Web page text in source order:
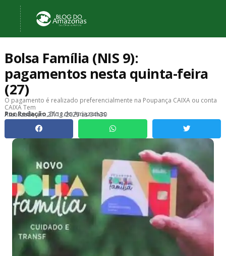
Bolsa Família (NIS 9):
pagamentos nesta quinta-feira
(27)
O pagamento é realizado preferencialmente na Poupança CAIXA ou conta
CAIXA Tem
PorRedação, Blog do Amazonas
Atualizado em27/11/2025 às 04h30